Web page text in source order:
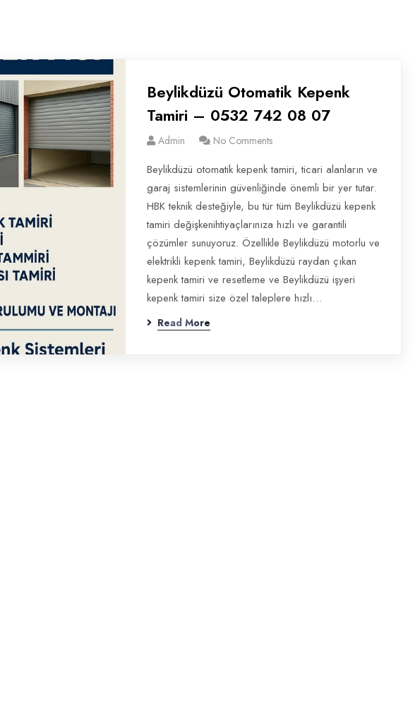
Beylikdüzü Otomatik Kepenk
Tamiri – 0532 742 08 07
Admin No Comments
Beylikdüzü otomatik kepenk tamiri, ticari alanların ve
garaj sistemlerinin güvenliğinde önemli bir yer tutar.
HBK teknik desteğiyle, bu tür tüm Beylikdüzü kepenk
tamiri değişkenihtiyaçlarınıza hızlı ve garantili
çözümler sunuyoruz. Özellikle Beylikdüzü motorlu ve
elektrikli kepenk tamiri, Beylikdüzü raydan çıkan
kepenk tamiri ve resetleme ve Beylikdüzü işyeri
kepenk tamiri size özel taleplere hızlı…
Read More